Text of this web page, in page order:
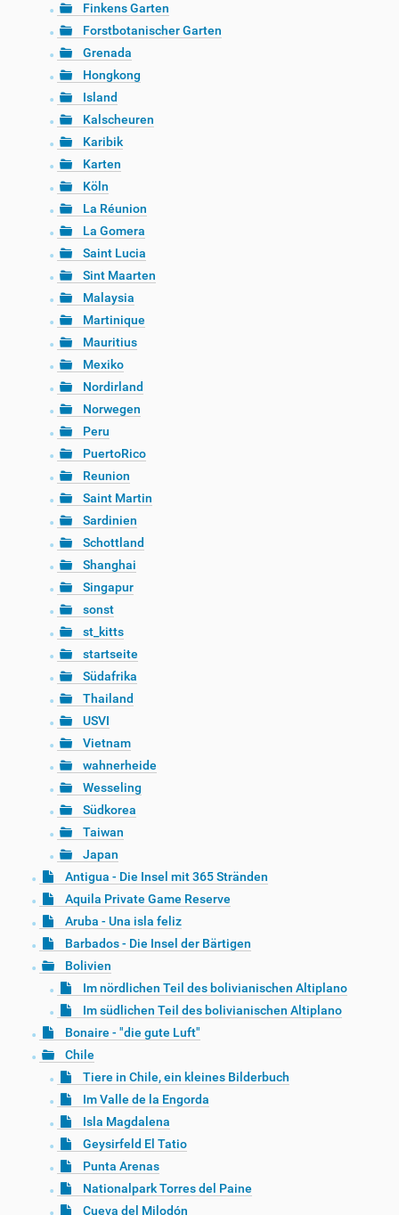
Finkens Garten
Forstbotanischer Garten
Grenada
Hongkong
Island
Kalscheuren
Karibik
Karten
Köln
La Réunion
La Gomera
Saint Lucia
Sint Maarten
Malaysia
Martinique
Mauritius
Mexiko
Nordirland
Norwegen
Peru
PuertoRico
Reunion
Saint Martin
Sardinien
Schottland
Shanghai
Singapur
sonst
st_kitts
startseite
Südafrika
Thailand
USVI
Vietnam
wahnerheide
Wesseling
Südkorea
Taiwan
Japan
Antigua - Die Insel mit 365 Stränden
Aquila Private Game Reserve
Aruba - Una isla feliz
Barbados - Die Insel der Bärtigen
Bolivien
Im nördlichen Teil des bolivianischen Altiplano
Im südlichen Teil des bolivianischen Altiplano
Bonaire - "die gute Luft"
Chile
Tiere in Chile, ein kleines Bilderbuch
Im Valle de la Engorda
Isla Magdalena
Geysirfeld El Tatio
Punta Arenas
Nationalpark Torres del Paine
Cueva del Milodón